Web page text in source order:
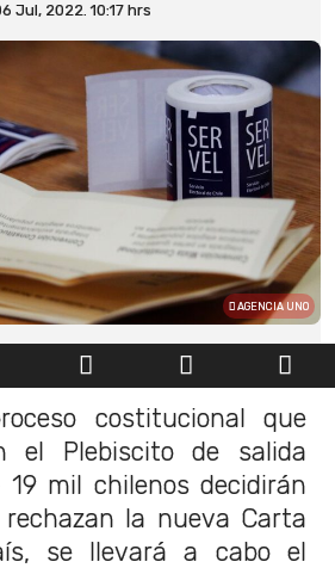
Jul, 2022. 10:17 hrs
AGENCIA UNO
costitucional que
el Plebiscito de salida
mil chilenos decidirán
la nueva Carta
se llevará a cabo el